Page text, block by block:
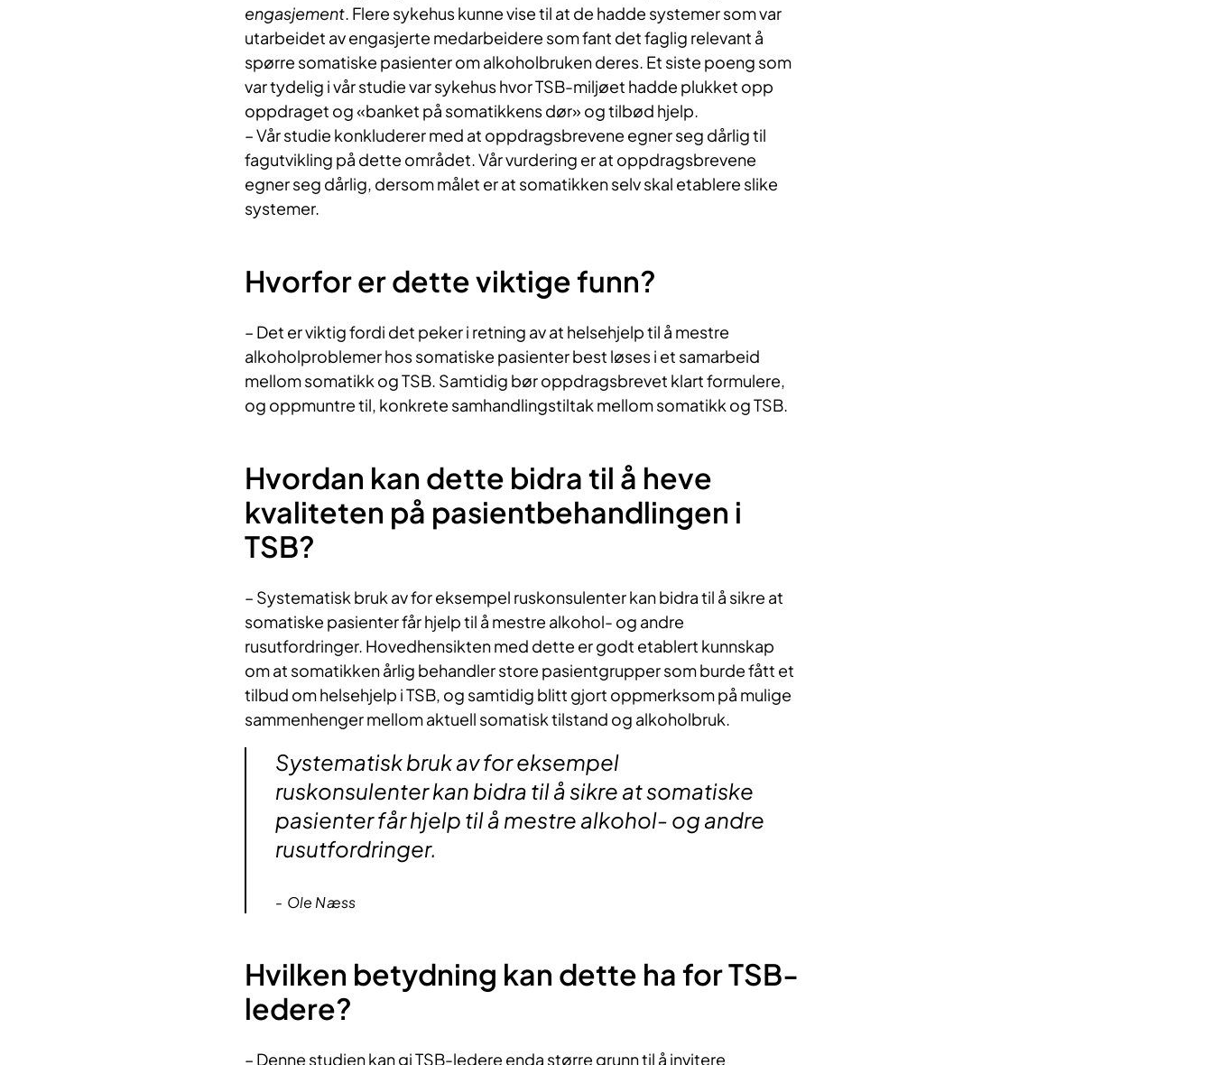
engasjement. Flere sykehus kunne vise til at de hadde systemer som var
utarbeidet av engasjerte medarbeidere som fant det faglig relevant å
spørre somatiske pasienter om alkoholbruken deres. Et siste poeng som
var tydelig i vår studie var sykehus hvor TSB-miljøet hadde plukket opp
oppdraget og «banket på somatikkens dør» og tilbød hjelp.
– Vår studie konkluderer med at oppdragsbrevene egner seg dårlig til
fagutvikling på dette området. Vår vurdering er at oppdragsbrevene
egner seg dårlig, dersom målet er at somatikken selv skal etablere slike
systemer.
Hvorfor er dette viktige funn?
– Det er viktig fordi det peker i retning av at helsehjelp til å mestre
alkoholproblemer hos somatiske pasienter best løses i et samarbeid
mellom somatikk og TSB. Samtidig bør oppdragsbrevet klart formulere,
og oppmuntre til, konkrete samhandlingstiltak mellom somatikk og TSB.
Hvordan kan dette bidra til å heve
kvaliteten på pasientbehandlingen i
TSB?
– Systematisk bruk av for eksempel ruskonsulenter kan bidra til å sikre at
somatiske pasienter får hjelp til å mestre alkohol- og andre
rusutfordringer. Hovedhensikten med dette er godt etablert kunnskap
om at somatikken årlig behandler store pasientgrupper som burde fått et
tilbud om helsehjelp i TSB, og samtidig blitt gjort oppmerksom på mulige
sammenhenger mellom aktuell somatisk tilstand og alkoholbruk.
Systematisk bruk av for eksempel
ruskonsulenter kan bidra til å sikre at somatiske
pasienter får hjelp til å mestre alkohol- og andre
rusutfordringer.
Ole Næss
Hvilken betydning kan dette ha for TSB-
ledere?
– Denne studien kan gi TSB-ledere enda større grunn til å invitere